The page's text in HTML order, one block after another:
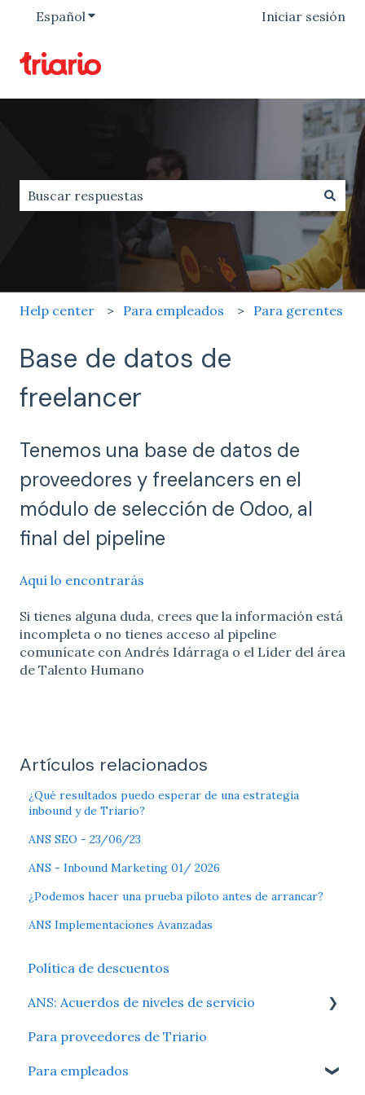
Español Traducciones de Mostrar submenú de
Iniciar sesión
No hay sugerencias porque el campo de búsqueda
Help center Para empleados Para gerentes
Base de datos de
freelancer
Tenemos una base de datos de
proveedores y freelancers en el
módulo de selección de Odoo, al
final del pipeline
Aquí lo encontrarás
Si tienes alguna duda, crees que la información está
incompleta o no tienes acceso al pipeline
comunícate con Andrés Idárraga o el Líder del área
de Talento Humano
Artículos relacionados
¿Qué resultados puedo esperar de una estrategia
inbound y de Triario?
ANS SEO - 23/06/23
ANS - Inbound Marketing 01/ 2026
¿Podemos hacer una prueba piloto antes de arrancar?
ANS Implementaciones Avanzadas
Política de descuentos
ANS: Acuerdos de niveles de servicio
Metodología Agile
Para proveedores de Triario
Para empleados